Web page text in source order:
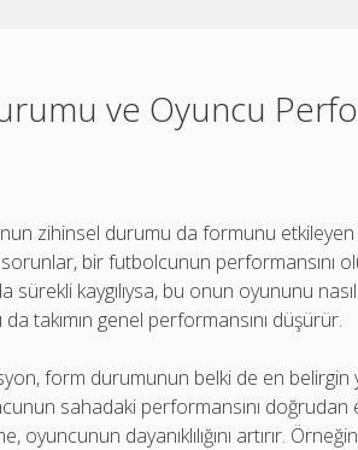
ve Oyuncu
zihinsel durumu da formunu
bir futbolcunun performansını
kaygılıysa, bu onun oyununu
takımın genel performansını düşürür.
form durumunun belki de en
sahadaki performansını doğrudan
oyuncunun dayanıklılığını artırır.